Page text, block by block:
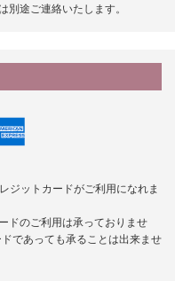
別途ご連絡いたします。
ジットカードがご利用になれま
ドのご利用は承っておりませ
であっても承ることは出来ませ